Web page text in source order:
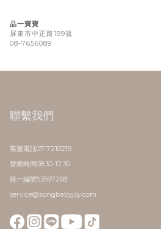
品一寶寶
屏東市中正路199號
08-7656089
聯繫我們
客服電話07-7210219
營業時間08:30-17:30
統一編號53597268
service@songbabyjoy.com